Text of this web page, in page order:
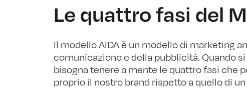
Le quattro fasi del
Il modello AIDA è un modello di marketing
comunicazione e della pubblicità. Quando
bisogna tenere a mente le quattro fasi che
proprio il nostro brand rispetto a quello di